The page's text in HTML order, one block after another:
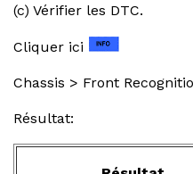
(c) Vérifier les DTC.
Cliquer ici
Chassis > Front
Résultat: